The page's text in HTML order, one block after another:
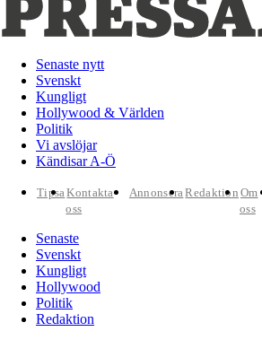
Senaste nytt
Svenskt
Kungligt
Hollywood & Världen
Politik
Vi avslöjar
Kändisar A-Ö
TipsaKontakta
oss
AnnonseraRedaktion Om
oss
Senaste
Svenskt
Kungligt
Hollywood
Politik
Redaktion